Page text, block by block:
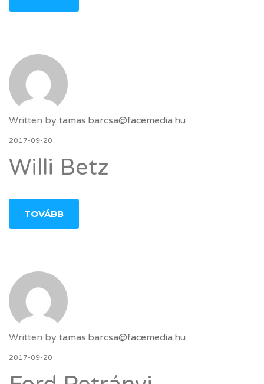
Written by tamas.barcsa@facemedia.hu
2017-09-20
Willi Betz
TOVÁBB
Written by tamas.barcsa@facemedia.hu
2017-09-20